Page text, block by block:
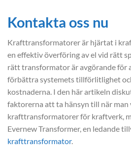
Kontakta oss nu
Krafttransformatorer är hjärtat i
en effektiv överföring av el vid rätt
rätt transformator är avgörande för
förbättra systemets tillförlitlighet
kostnaderna. I den här artikeln
faktorerna att ta hänsyn till när man
krafttransformatorer för kraftverk,
Evernew Transformer, en ledande
krafttransformator.